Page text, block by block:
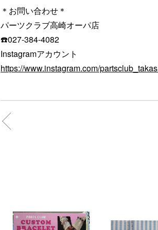
＊お問い合わせ＊
パーツクラブ高崎オーパ店
☎️027-384-4082
Instagramアカウント
https://www.instagram.com/